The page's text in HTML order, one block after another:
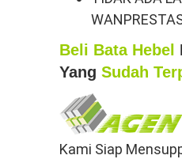
Beli Bata Hebel
Yang Sudah
Kami Siap